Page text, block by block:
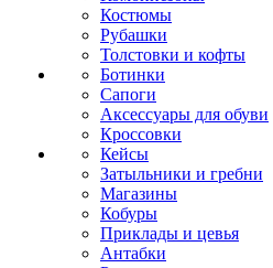
Костюмы
Рубашки
Толстовки и кофты
Ботинки
Сапоги
Аксессуары для обуви
Кроссовки
Кейсы
Затыльники и гребни
Магазины
Кобуры
Приклады и цевья
Антабки